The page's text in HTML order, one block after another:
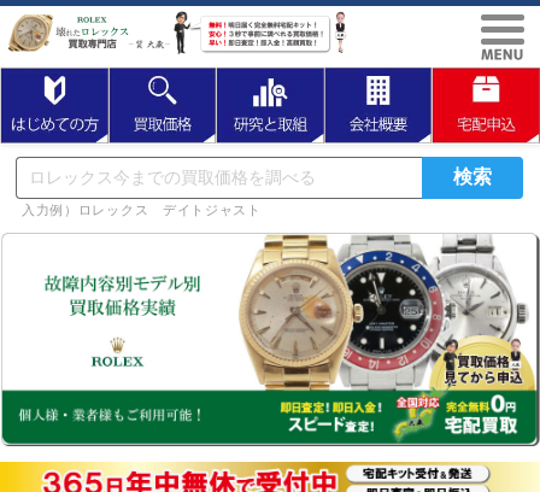
入力例）ロレックス デイトジャスト